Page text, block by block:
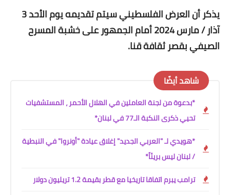
يذكر أن العرض الفلسطيني سيتم تقديمه يوم الأحد 3
آذار / مارس 2024 أمام الجمهور على خشبة المسرح
الصيفي بقصر ثقافة قنا.
شاهد أيضًا
*بدعوة من لجنة العاملين في الهلال الأحمر ، المستشفيات
تحيي ذكرى النكبة الـ77 في لبنان*
*هويدي لـ "العربي الجديد" إغلاق عيادة "أونروا" في النبطية
/ لبنان ليس بريئاً*
ترامب يبرم اتفاقا تاريخيا مع قطر بقيمة 1.2 تريليون دولار